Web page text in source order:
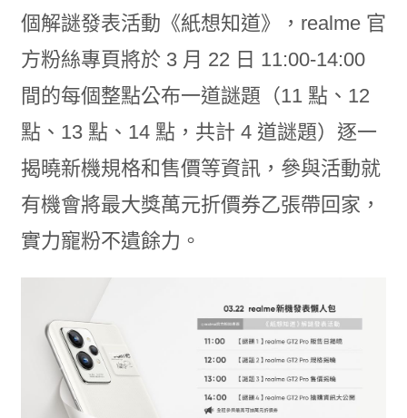
個解謎發表活動《紙想知道》，realme 官
方粉絲專頁將於 3 月 22 日 11:00-14:00
間的每個整點公布一道謎題（11 點、12
點、13 點、14 點，共計 4 道謎題）逐一
揭曉新機規格和售價等資訊，參與活動就
有機會將最大獎萬元折價券乙張帶回家，
實力寵粉不遺餘力。